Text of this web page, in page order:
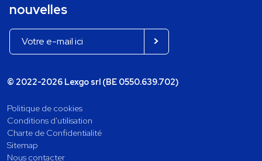
nouvelles
© 2022-2026 Lexgo srl (BE 0550.639.702)
Politique de cookies
Conditions d'utilisation
Charte de Confidentialité
Sitemap
Nous contacter